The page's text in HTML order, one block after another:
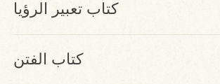
كتاب تعبير الرؤيا
كتاب الفتن